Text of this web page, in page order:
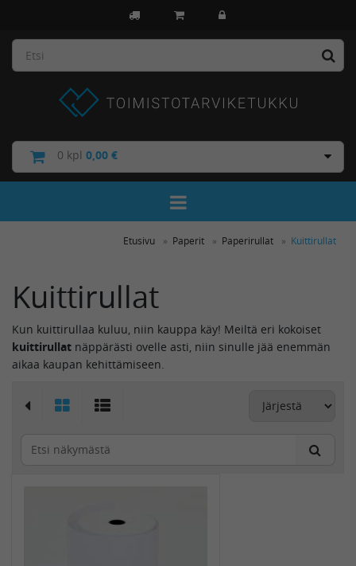
0 kpl 0,00 €
Toggle Navigation
Etusivu Paperit Paperirullat Kuittirullat
Kuittirullat
Kun kuittirullaa kuluu, niin kauppa käy! Meiltä eri kokoiset
kuittirullat näppärästi ovelle asti, niin sinulle jää enemmän
aikaa kaupan kehittämiseen.